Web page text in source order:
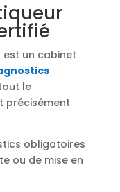
est un cabinet
le
précisément
obligatoires
ou de mise en